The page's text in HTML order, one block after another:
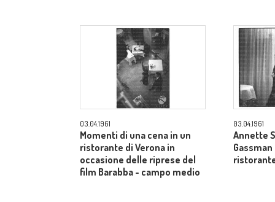
03.04.1961
Momenti di una cena in un
ristorante di Verona in
occasione delle riprese del
film Barabba - campo medio
03.04.1961
Annette